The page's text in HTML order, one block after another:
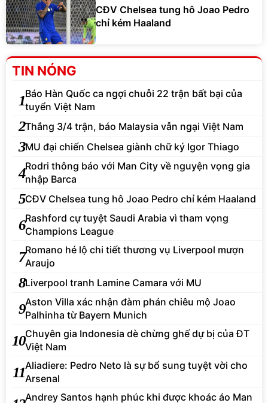
CĐV Chelsea tung hô Joao Pedro
chỉ kém Haaland
TIN NÓNG
1Báo Hàn Quốc ca ngợi chuỗi 22 trận bất bại của
tuyển Việt Nam
2Thắng 3/4 trận, báo Malaysia vẫn ngại Việt Nam
3MU đại chiến Chelsea giành chữ ký Igor Thiago
4Rodri thông báo với Man City về nguyện vọng gia
nhập Barca
5CĐV Chelsea tung hô Joao Pedro chỉ kém Haaland
6Rashford cự tuyệt Saudi Arabia vì tham vọng
Champions League
7Romano hé lộ chi tiết thương vụ Liverpool mượn
Araujo
8Liverpool tranh Lamine Camara với MU
9Aston Villa xác nhận đàm phán chiêu mộ Joao
Palhinha từ Bayern Munich
10Chuyên gia Indonesia dè chừng ghế dự bị của ĐT
Việt Nam
11Aliadiere: Pedro Neto là sự bổ sung tuyệt vời cho
Arsenal
Andrey Santos hạnh phúc khi được khoác áo Man